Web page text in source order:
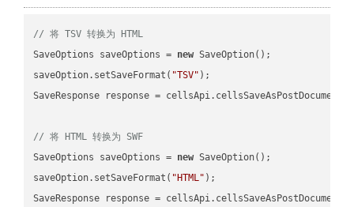
// 将 TSV 转换为 HTML
SaveOptions saveOptions = new SaveOption();
saveOption.setSaveFormat( "TSV" );
SaveResponse response =
// 将 HTML 转换为 SWF
SaveOptions saveOptions = new SaveOption();
saveOption.setSaveFormat( "HTML" );
SaveResponse response =